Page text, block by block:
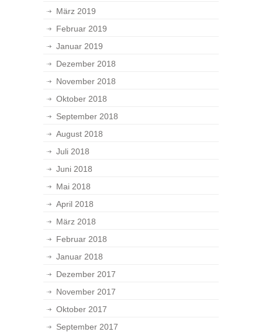
März 2019
Februar 2019
Januar 2019
Dezember 2018
November 2018
Oktober 2018
September 2018
August 2018
Juli 2018
Juni 2018
Mai 2018
April 2018
März 2018
Februar 2018
Januar 2018
Dezember 2017
November 2017
Oktober 2017
September 2017